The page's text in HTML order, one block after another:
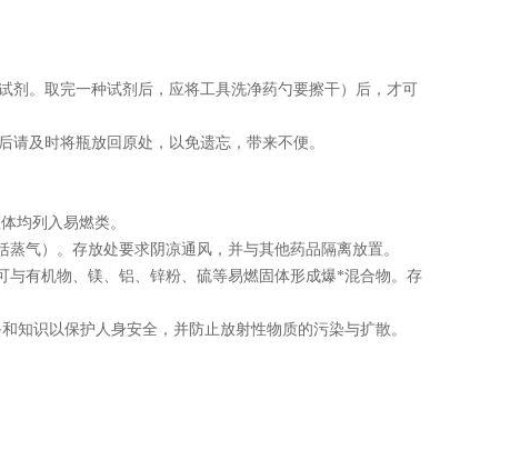
剂。取完一种试剂后，应将工具洗净药勺要擦干）后，才可
及时将瓶放回原处，以免遗忘，带来不便。
均列入易燃类。
气）。存放处要求阴凉通风，并与其他药品隔离放置。
与有机物、镁、铝、锌粉、硫等易燃固体形成爆*混合物。存
知识以保护人身安全，并防止放射性物质的污染与扩散。